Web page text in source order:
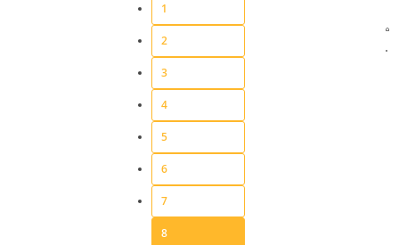
1
2
3
4
5
6
7
8